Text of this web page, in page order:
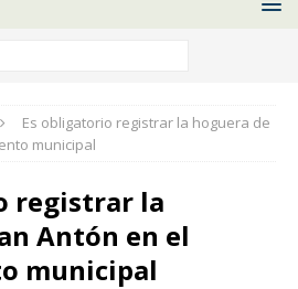
Es obligatorio registrar la hoguera de
municipal
registrar la
Antón en el
municipal